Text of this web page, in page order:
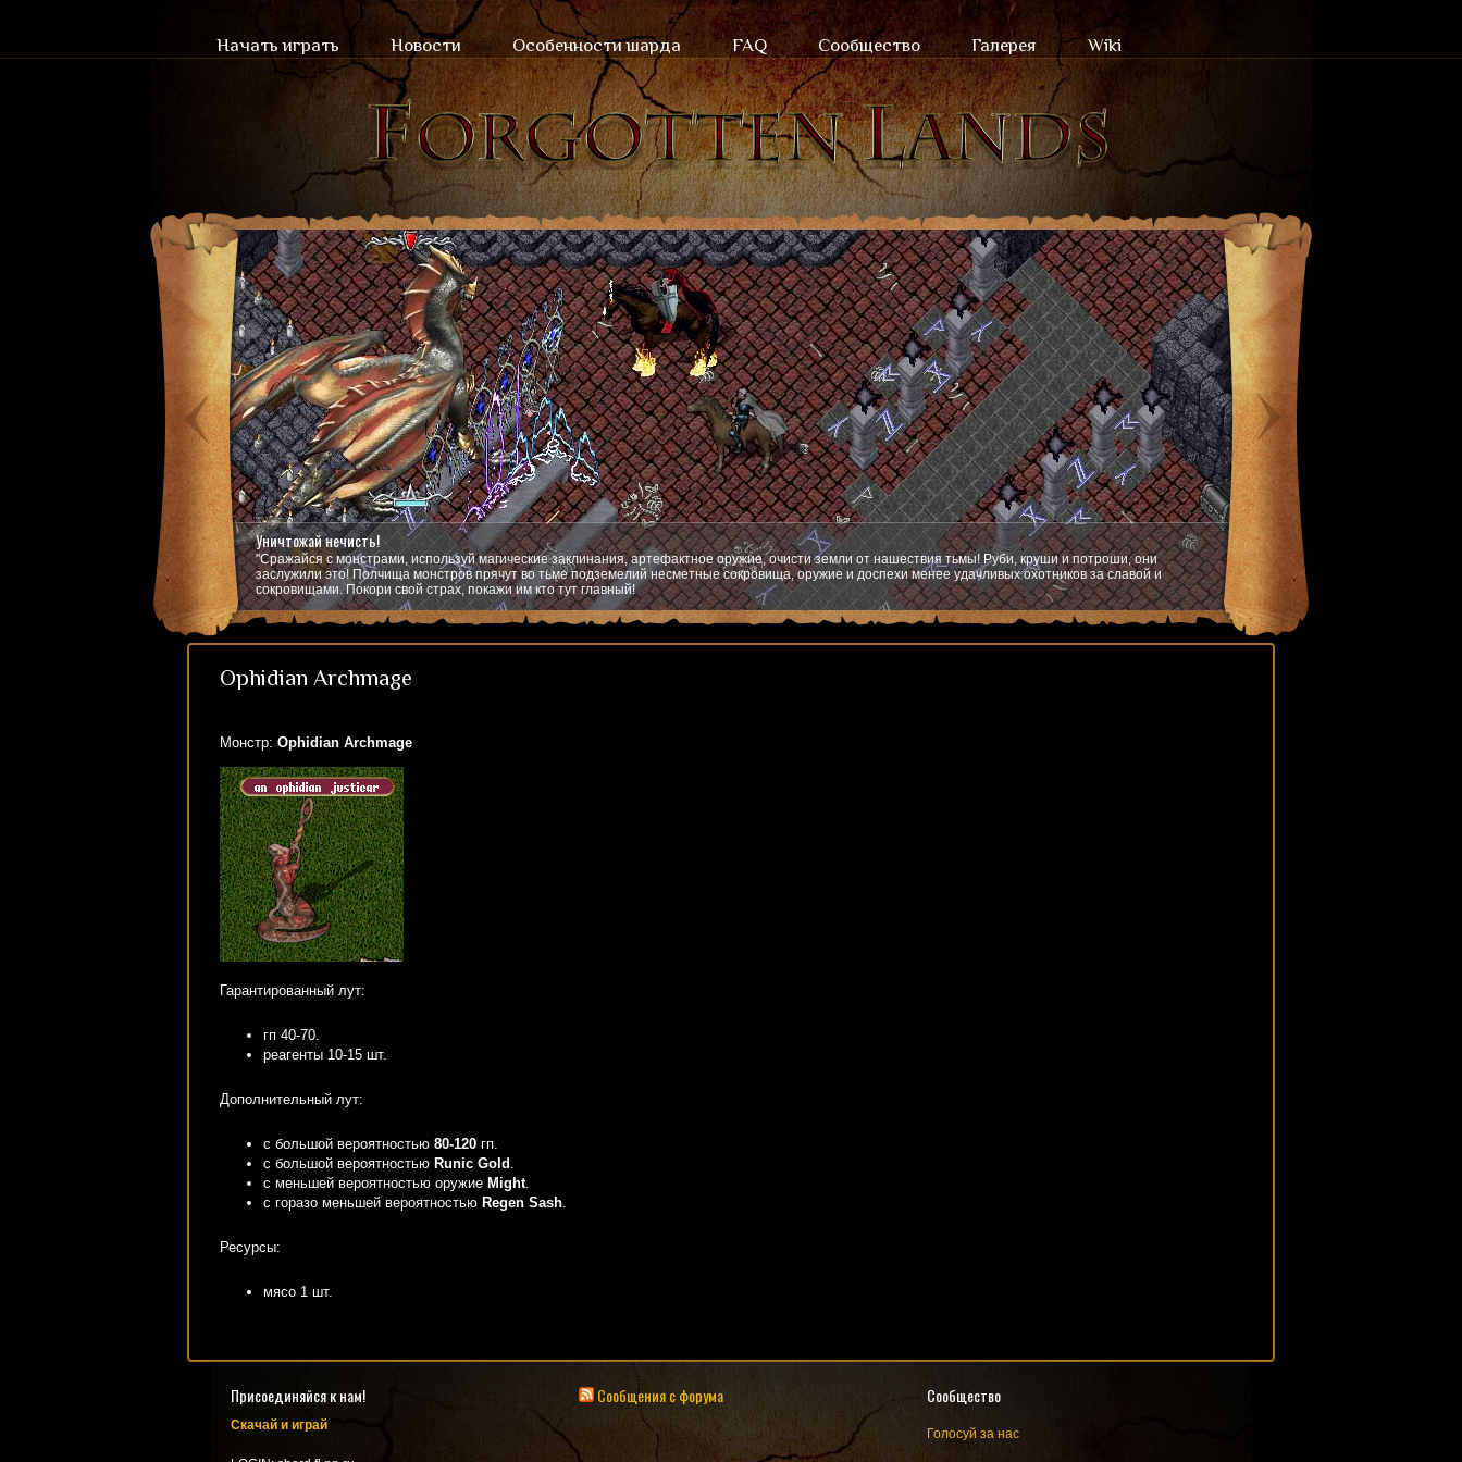
Начать играть Новости Особенности шарда FAQ Сообщество Галерея Wiki
Уничтожай нечисть!
"Сражайся с монстрами, используй магические заклинания, артефактное оружие, очисти земли от нашествия тьмы! Руби, круши и потроши, они
заслужили это! Полчища монстров прячут во тьме подземелий несметные сокровища, оружие и доспехи менее удачливых охотников за славой и
сокровищами. Покори свой страх, покажи им кто тут главный!
Ophidian Archmage
Монстр: Ophidian Archmage
Гарантированный лут:
гп 40-70.
реагенты 10-15 шт.
Дополнительный лут:
с большой вероятностью 80-120 гп.
с большой вероятностью Runic Gold .
с меньшей вероятностью оружие Might.
с горазо меньшей вероятностью Regen Sash.
Ресурсы:
мясо 1 шт.
Присоединяйся к нам!
Скачай и играй
Сообщения с форума Сообщество
Голосуй за нас